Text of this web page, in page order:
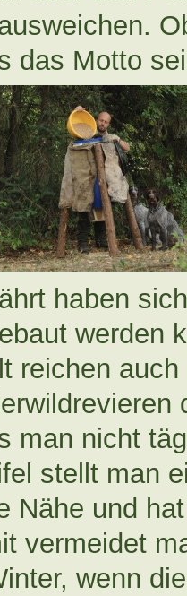
das Motto
haben
werden
reichen
man nicht
stellt man
Nähe und
vermeidet
wenn